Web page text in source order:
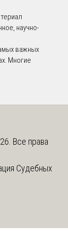
научно-
важных
Многие
Все права
Судебных